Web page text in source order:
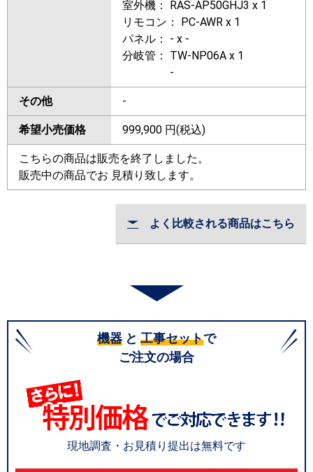
室外機： RAS-AP50GHJ3 x 1
リモコン： PC-AWR x 1
パネル： - x -
分岐管： TW-NP06A x 1
-
その他 -
希望小売価格 999,900 円(税込)
こちらの商品は販売を終了しました。
販売中の商品でお 見積り致します。
よく比較される商品はこちら
機器 と 工事セットで
ご注文の場合
現地調査・お見積り提出は無料です